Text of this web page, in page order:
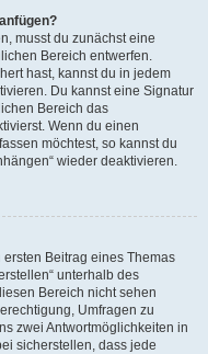
musst du zunächst eine
Bereich entwerfen.
hast, kannst du in jedem
Du kannst eine Signatur
Bereich das
Wenn du einen
möchtest, so kannst du
wieder deaktivieren.
Beitrag eines Themas
unterhalb des
Bereich nicht sehen
Umfragen zu
zwei Antwortmöglichkeiten in
sicherstellen, dass jede